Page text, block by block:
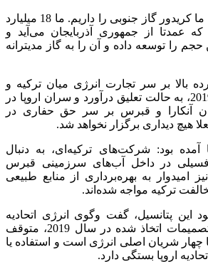
سفیر ترکیه اظهار کرد: ما کریدور گاز جنوبی را داریم. ما 18 میلیارد
عمدتا از جمهوری آذربایجان می‌آید و
حجم را توسعه داده و آن را به گاز مدیترانه
بالا بر سر تجارت انرژی میان ترکیه و
اتحادیه اروپا، در سال 2019، به حالت تعلیق درآورد و سران اروپا در
آنکارا و قبرس بر سر حق حفاری در
هیچ دیداری برگزار نخواهد شد.
آمده بود: شرکت‌های ترکیه‌ای، به دنبال
در داخل آب‌های سرزمینی قبرس
امیدوار به بهره‌برداری از منابع طبیعی
ترکیه مواجه شده‌اند.
این پتانسیل، گفت وگوی انرژی اتحادیه
اروپا و ترکیه به دلیل تصمیمات اتخاذ شده در سال 2019، متوقف
چهار شریان اصلی انرژی است و استفاده یا
اروپا بستگی دارد.